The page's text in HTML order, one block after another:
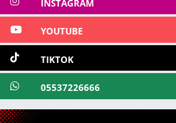
INSTAGRAM
YOUTUBE
TIKTOK
05537226666